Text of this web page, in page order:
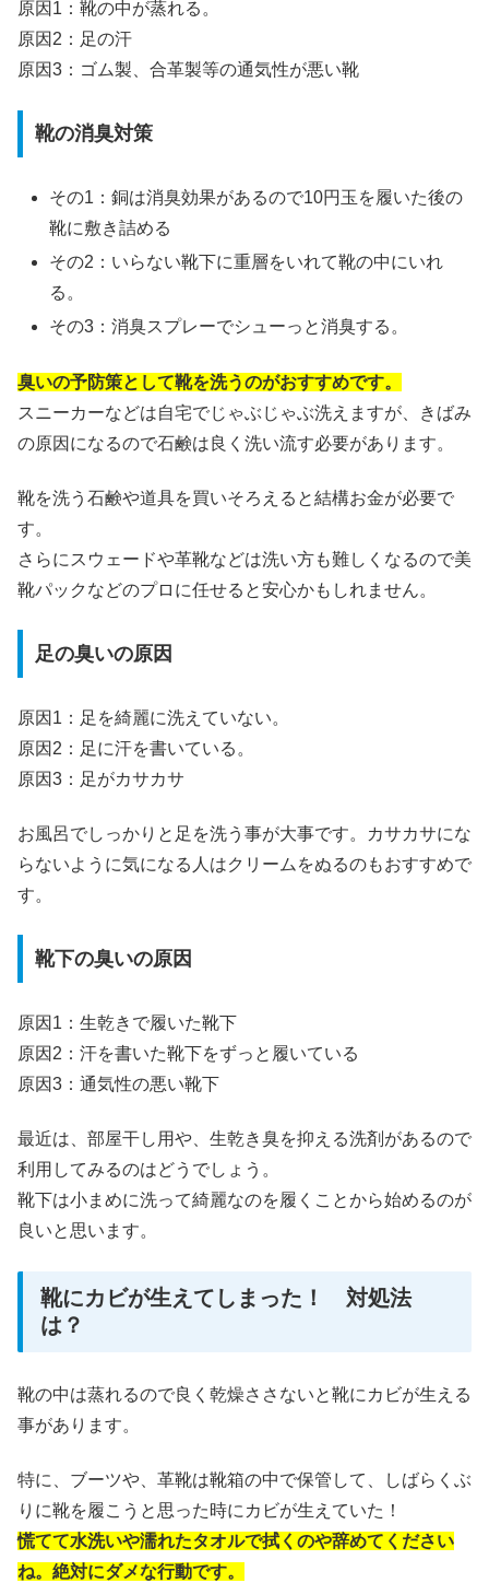
原因1：靴の中が蒸れる。
原因2：足の汗
原因3：ゴム製、合革製等の通気性が悪い靴
靴の消臭対策
その1：銅は消臭効果があるので10円玉を履いた後の
靴に敷き詰める
その2：いらない靴下に重層をいれて靴の中にいれ
る。
その3：消臭スプレーでシューっと消臭する。
臭いの予防策として靴を洗うのがおすすめです。
スニーカーなどは自宅でじゃぶじゃぶ洗えますが、きばみ
の原因になるので石鹸は良く洗い流す必要があります。
靴を洗う石鹸や道具を買いそろえると結構お金が必要で
す。
さらにスウェードや革靴などは洗い方も難しくなるので美
靴パックなどのプロに任せると安心かもしれません。
足の臭いの原因
原因1：足を綺麗に洗えていない。
原因2：足に汗を書いている。
原因3：足がカサカサ
お風呂でしっかりと足を洗う事が大事です。カサカサにな
らないように気になる人はクリームをぬるのもおすすめで
す。
靴下の臭いの原因
原因1：生乾きで履いた靴下
原因2：汗を書いた靴下をずっと履いている
原因3：通気性の悪い靴下
最近は、部屋干し用や、生乾き臭を抑える洗剤があるので
利用してみるのはどうでしょう。
靴下は小まめに洗って綺麗なのを履くことから始めるのが
良いと思います。
靴にカビが生えてしまった！ 対処法
は？
靴の中は蒸れるので良く乾燥ささないと靴にカビが生える
事があります。
特に、ブーツや、革靴は靴箱の中で保管して、しばらくぶ
りに靴を履こうと思った時にカビが生えていた！
慌てて水洗いや濡れたタオルで拭くのや辞めてください
ね。絶対にダメな行動です。